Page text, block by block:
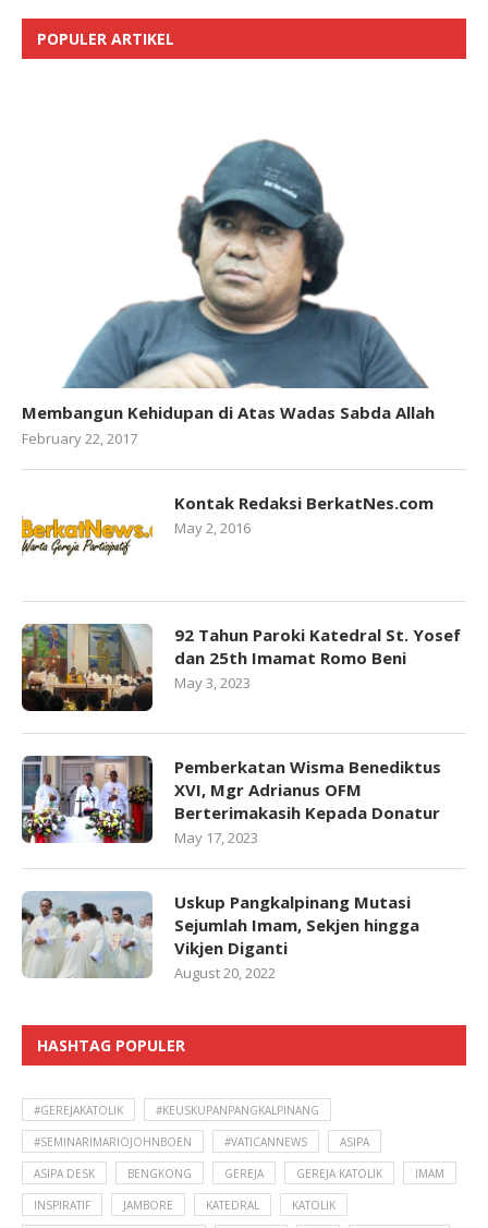
POPULER ARTIKEL
Membangun Kehidupan di Atas Wadas Sabda Allah
February 22, 2017
Kontak Redaksi BerkatNes.com
May 2, 2016
92 Tahun Paroki Katedral St. Yosef
dan 25th Imamat Romo Beni
May 3, 2023
Pemberkatan Wisma Benediktus
XVI, Mgr Adrianus OFM
Berterimakasih Kepada Donatur
May 17, 2023
Uskup Pangkalpinang Mutasi
Sejumlah Imam, Sekjen hingga
Vikjen Diganti
August 20, 2022
HASHTAG POPULER
#GEREJAKATOLIK #KEUSKUPANPANGKALPINANG
#SEMINARIMARIOJOHNBOEN #VATICANNEWS ASIPA
ASIPA DESK BENGKONG GEREJA GEREJA KATOLIK IMAM
INSPIRATIF JAMBORE KATEDRAL KATOLIK